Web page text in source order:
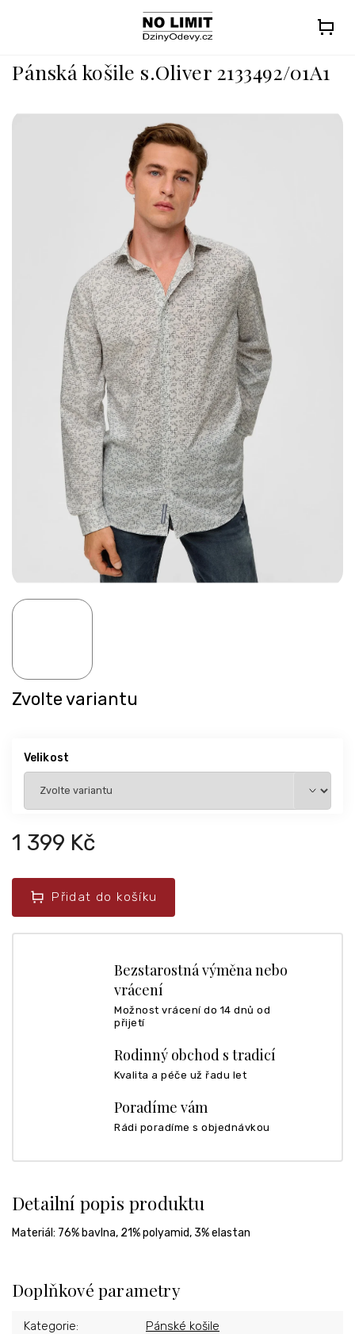
Pánská košile s.Oliver 2133492/01A1
1 399 Kč
Zvolte variantu
Velikost
Přidat do košíku
Bezstarostná výměna nebo
vrácení
Možnost vrácení do 14 dnů od
přijetí
Rodinný obchod s tradicí
Kvalita a péče už řadu let
Poradíme vám
Rádi poradíme s objednávkou
Detailní popis produktu
Materiál: 76% bavlna, 21% polyamid, 3% elastan
Doplňkové parametry
Kategorie: Pánské košile